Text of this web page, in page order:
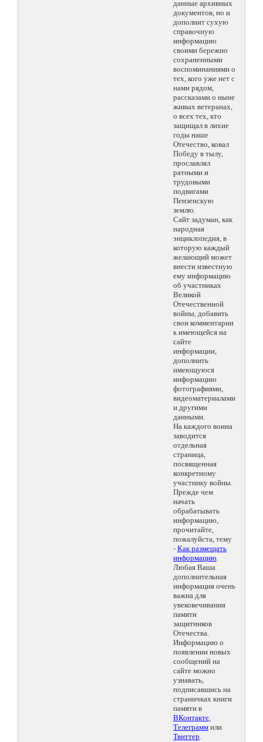
данные архивных
документов, но и
дополнит сухую
справочную
информацию
своими бережно
сохраненными
воспоминаниями о
тех, кого уже нет с
нами рядом,
рассказами о ныне
живых ветеранах,
о всех тех, кто
защищал в лихие
годы наше
Отечество, ковал
Победу в тылу,
прославлял
ратными и
трудовыми
подвигами
Пензенскую
землю.
Сайт задуман, как
народная
энциклопедия, в
которую каждый
желающий может
внести известную
ему информацию
об участниках
Великой
Отечественной
войны, добавить
свои комментарии
к имеющейся на
сайте
информации,
дополнить
имеющуюся
информацию
фотографиями,
видеоматериалами
и другими
данными.
На каждого воина
заводится
отдельная
страница,
посвященная
конкретному
участнику войны.
Прежде чем
начать
обрабатывать
информацию,
прочитайте,
пожалуйста, тему
- Как размещать
информацию.
Любая Ваша
дополнительная
информация очень
важна для
увековечивания
памяти
защитников
Отечества.
Информацию о
появлении новых
сообщений на
сайте можно
узнавать,
подписавшись на
страничках книги
памяти в
ВКонтакте,
Телеграмм или
Твиттер.